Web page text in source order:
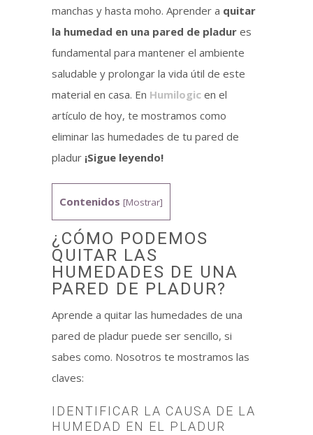
manchas y hasta moho. Aprender a quitar
la humedad en una pared de pladur es
fundamental para mantener el ambiente
saludable y prolongar la vida útil de este
material en casa. En Humilogic en el
artículo de hoy, te mostramos como
eliminar las humedades de tu pared de
pladur ¡Sigue leyendo!
Contenidos [Mostrar]
¿CÓMO PODEMOS
QUITAR LAS
HUMEDADES DE UNA
PARED DE PLADUR?
Aprende a quitar las humedades de una
pared de pladur puede ser sencillo, si
sabes como. Nosotros te mostramos las
claves:
IDENTIFICAR LA CAUSA DE LA
HUMEDAD EN EL PLADUR